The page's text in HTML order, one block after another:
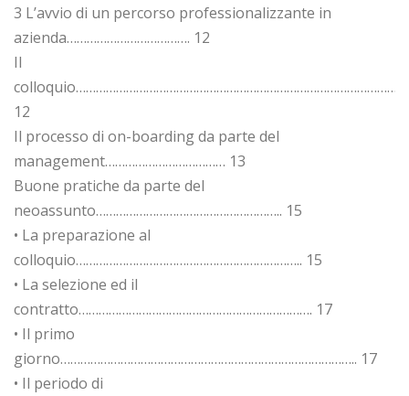
3 L’avvio di un percorso professionalizzante in
azienda………………………………. 12
Il
12
Il processo di on-boarding da parte del
management……………………………… 13
Buone pratiche da parte del
neoassunto……………………………………………….. 15
• La preparazione al
colloquio………………………………………………………….. 15
• La selezione ed il
contratto……………………………………………………………. 17
• Il primo
giorno…………………………………………………………………………….. 17
• Il periodo di